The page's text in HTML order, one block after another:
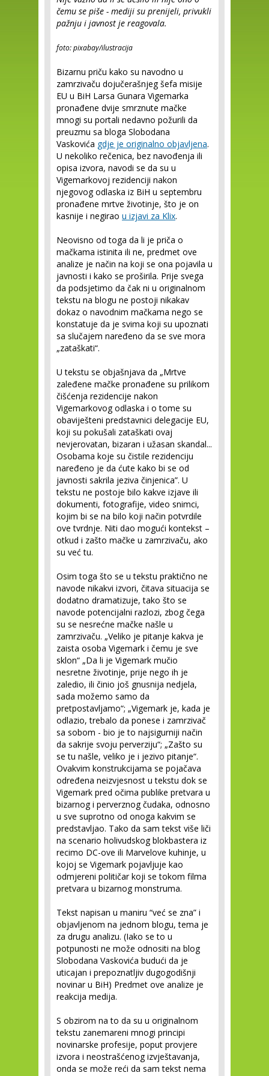
čemu se piše - mediji su prenijeli, privukli
pažnju i javnost je reagovala.
foto: pixabay/ilustracija
Bizarnu priču kako su navodno u
zamrzivaču dojučerašnjeg šefa misije
EU u BiH Larsa Gunara Vigemarka
pronađene dvije smrznute mačke
mnogi su portali nedavno požurili da
preuzmu sa bloga Slobodana
Vaskovića gdje je originalno objavljena.
U nekoliko rečenica, bez navođenja ili
opisa izvora, navodi se da su u
Vigemarkovoj rezidenciji nakon
njegovog odlaska iz BiH u septembru
pronađene mrtve životinje, što je on
kasnije i negirao u izjavi za Klix.
Neovisno od toga da li je priča o
mačkama istinita ili ne, predmet ove
analize je način na koji se ona pojavila u
javnosti i kako se proširila. Prije svega
da podsjetimo da čak ni u originalnom
tekstu na blogu ne postoji nikakav
dokaz o navodnim mačkama nego se
konstatuje da je svima koji su upoznati
sa slučajem naređeno da se sve mora
„zataškati“.
U tekstu se objašnjava da „Mrtve
zaleđene mačke pronađene su prilikom
čišćenja rezidencije nakon
Vigemarkovog odlaska i o tome su
obaviješteni predstavnici delegacije EU,
koji su pokušali zataškati ovaj
nevjerovatan, bizaran i užasan skandal...
Osobama koje su čistile rezidenciju
naređeno je da ćute kako bi se od
javnosti sakrila jeziva činjenica”. U
tekstu ne postoje bilo kakve izjave ili
dokumenti, fotografije, video snimci,
kojim bi se na bilo koji način potvrdile
ove tvrdnje. Niti dao mogući kontekst –
otkud i zašto mačke u zamrzivaču, ako
su već tu.
Osim toga što se u tekstu praktično ne
navode nikakvi izvori, čitava situacija se
dodatno dramatizuje, tako što se
navode potencijalni razlozi, zbog čega
su se nesrećne mačke našle u
zamrzivaču. „Veliko je pitanje kakva je
zaista osoba Vigemark i čemu je sve
sklon“ „Da li je Vigemark mučio
nesretne životinje, prije nego ih je
zaledio, ili činio još gnusnija nedjela,
sada možemo samo da
pretpostavljamo“; „Vigemark je, kada je
odlazio, trebalo da ponese i zamrzivač
sa sobom - bio je to najsigurniji način
da sakrije svoju perverziju“; „Zašto su
se tu našle, veliko je i jezivo pitanje“.
Ovakvim konstrukcijama se pojačava
određena neizvjesnost u tekstu dok se
Vigemark pred očima publike pretvara u
bizarnog i perverznog čudaka, odnosno
u sve suprotno od onoga kakvim se
predstavljao. Tako da sam tekst više liči
na scenario holivudskog blokbastera iz
recimo DC-ove ili Marvelove kuhinje, u
kojoj se Vigemark pojavljuje kao
odmjereni političar koji se tokom filma
pretvara u bizarnog monstruma.
Tekst napisan u maniru “već se zna” i
objavljenom na jednom blogu, tema je
za drugu analizu. (Iako se to u
potpunosti ne može odnositi na blog
Slobodana Vaskovića budući da je
uticajan i prepoznatljiv dugogodišnji
novinar u BiH) Predmet ove analize je
reakcija medija.
S obzirom na to da su u originalnom
tekstu zanemareni mnogi principi
novinarske profesije, poput provjere
izvora i neostrašćenog izvještavanja,
onda se može reći da sam tekst nema